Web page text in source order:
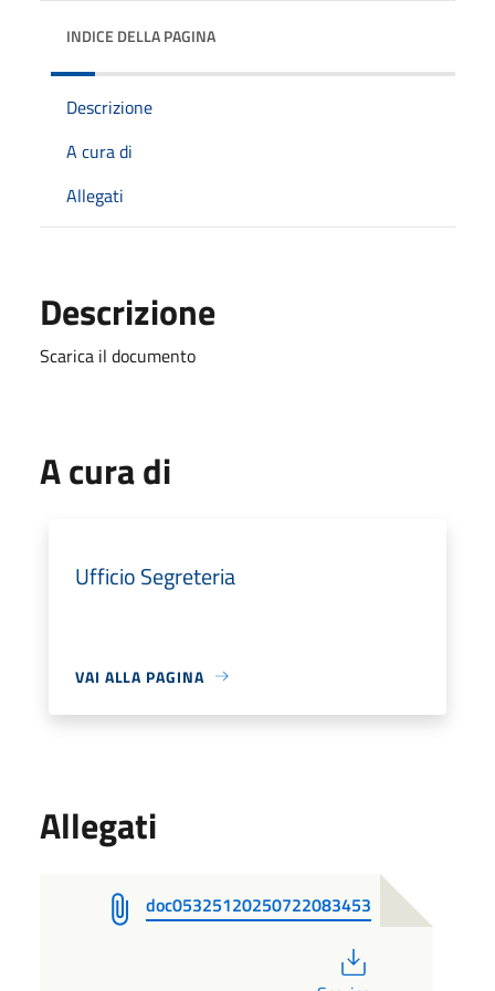
INDICE DELLA PAGINA
Descrizione
A cura di
Allegati
Descrizione
Scarica il documento
A cura di
Ufficio Segreteria
VAI ALLA PAGINA
Allegati
doc05325120250722083453